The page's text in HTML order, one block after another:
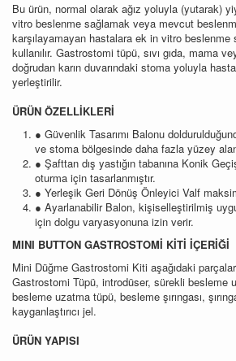
Bu ürün, normal olarak ağız yoluyla (yutarak)
vitro beslenme sağlamak veya mevcut
karşılayamayan hastalara ek in vitro beslenme
kullanılır. Gastrostomi tüpü, sıvı gıda, mama
doğrudan karın duvarındaki stoma yoluyla
yerleştirilir.
ÜRÜN ÖZELLİKLERİ
● Güvenlik Tasarımı Balonu
ve stoma bölgesinde daha fazla yüzey
● Şafttan dış yastığın tabanına Konik
oturma için tasarlanmıştır.
● Yerleşik Geri Dönüş Önleyici Valf
● Ayarlanabilir Balon, kişiselleştirilmiş
için dolgu varyasyonuna izin verir.
MINI BUTTON GASTROSTOMİ KİTİ İÇERİĞİ
Mini Düğme Gastrostomi Kiti aşağıdaki
Gastrostomi Tüpü, introdüser, sürekli besleme
besleme uzatma tüpü, besleme şırıngası,
kayganlaştırıcı jel.
ÜRÜN YAPISI